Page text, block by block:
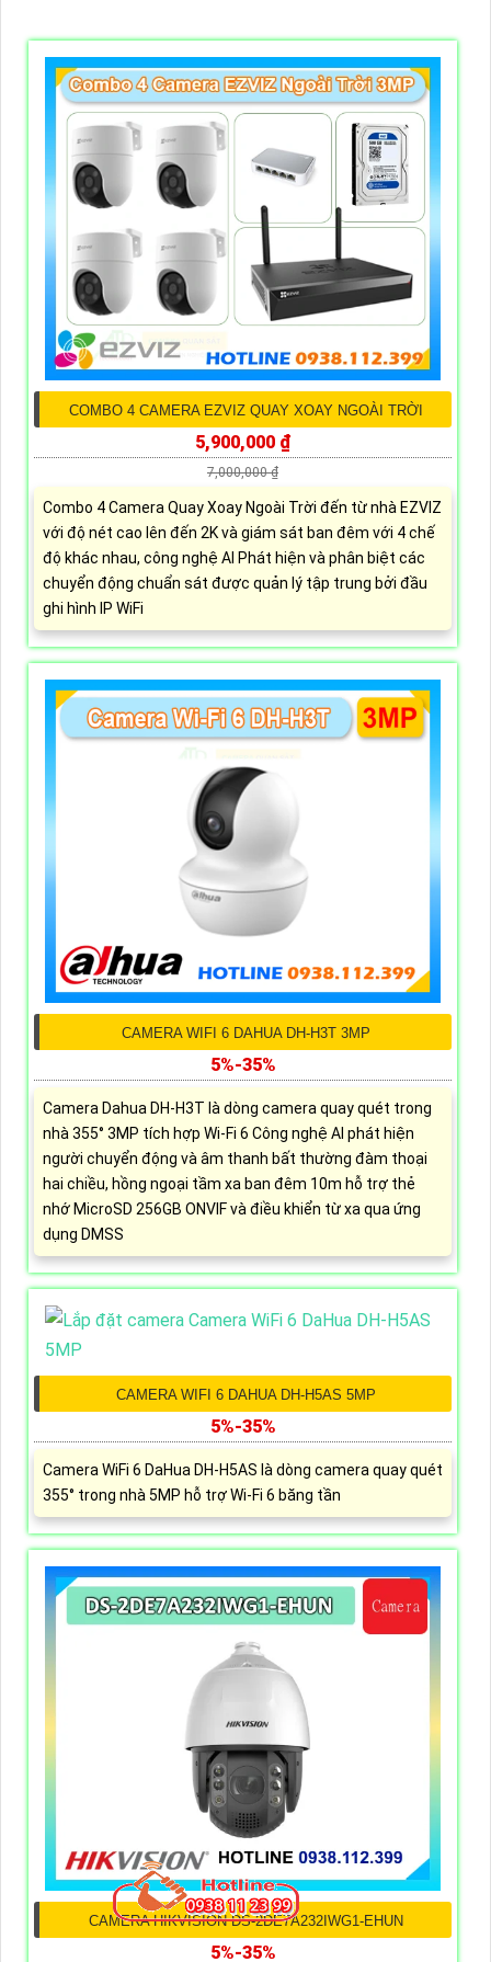
COMBO 4 CAMERA EZVIZ QUAY XOAY NGOÀI TRỜI
5,900,000 ₫
7,000,000 ₫
Combo 4 Camera Quay Xoay Ngoài Trời đến từ nhà EZVIZ
với độ nét cao lên đến 2K và giám sát ban đêm với 4 chế
độ khác nhau, công nghệ AI Phát hiện và phân biệt các
chuyển động chuẩn sát được quản lý tập trung bởi đầu
ghi hình IP WiFi
CAMERA WIFI 6 DAHUA DH-H3T 3MP
5%-35%
Camera Dahua DH-H3T là dòng camera quay quét trong
nhà 355° 3MP tích hợp Wi-Fi 6 Công nghệ AI phát hiện
người chuyển động và âm thanh bất thường đàm thoại
hai chiều, hồng ngoại tầm xa ban đêm 10m hỗ trợ thẻ
nhớ MicroSD 256GB ONVIF và điều khiển từ xa qua ứng
dụng DMSS
CAMERA WIFI 6 DAHUA DH-H5AS 5MP
5%-35%
Camera WiFi 6 DaHua DH-H5AS là dòng camera quay quét
355° trong nhà 5MP hỗ trợ Wi-Fi 6 băng tần
CAMERA HIKVISION DS-2DE7A232IWG1-EHUN
5%-35%